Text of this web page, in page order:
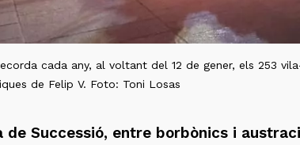
cada any, al voltant del 12 de gener, els 253
de Felip V. Foto: Toni Losas
de Successió, entre borbònics i